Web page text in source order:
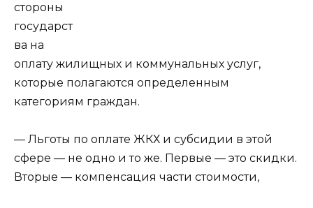
стороны
государст
ва на
оплату жилищных и коммунальных услуг,
которые полагаются определенным
категориям граждан.
— Льготы по оплате ЖКХ и субсидии в этой
сфере — не одно и то же. Первые — это скидки.
Вторые — компенсация части стоимости,